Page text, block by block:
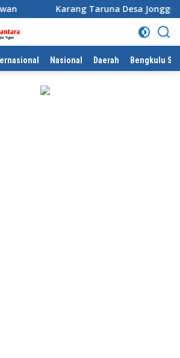
Karang Taruna Desa Jonggol
Nasional Daerah Bengkulu